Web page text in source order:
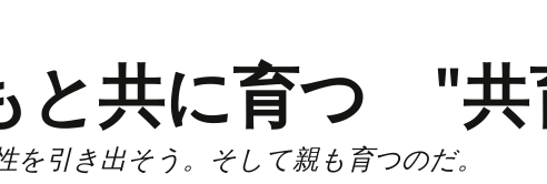
と共に育つ "共
を引き出そう。そして親も育つのだ。